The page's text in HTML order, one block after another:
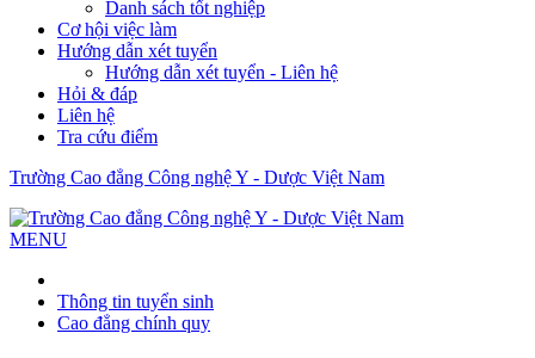
Danh sách tốt nghiệp
Cơ hội việc làm
Hướng dẫn xét tuyển
Hướng dẫn xét tuyển - Liên hệ
Hỏi & đáp
Liên hệ
Tra cứu điểm
Trường Cao đẳng Công nghệ Y - Dược Việt Nam
MENU
Thông tin tuyển sinh
Cao đẳng chính quy